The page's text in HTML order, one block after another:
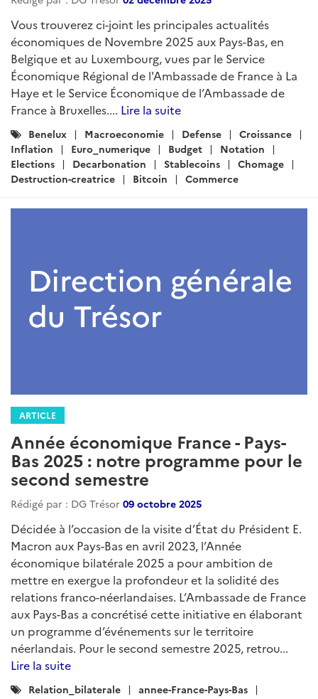
Vous trouverez ci-joint les principales actualités
économiques de Novembre 2025 aux Pays-Bas, en
Belgique et au Luxembourg, vues par le Service
Économique Régional de l'Ambassade de France à La
Haye et le Service Économique de l’Ambassade de
France à Bruxelles.... Lire la suite
Catégories
:
Benelux Macroeconomie Defense
Croissance
Inflation
Euro_numerique Budget
Notation
Elections
Decarbonation Stablecoins
Chomage
Destruction-creatrice
Bitcoin Commerce
ARTICLE
Année économique France - Pays-
Bas 2025 : notre programme pour le
second semestre
Rédigé par : DG Trésor 09 octobre 2025
Décidée à l’occasion de la visite d’État du Président E.
Macron aux Pays-Bas en avril 2023, l’Année
économique bilatérale 2025 a pour ambition de
mettre en exergue la profondeur et la solidité des
relations franco-néerlandaises. L’Ambassade de France
aux Pays-Bas a concrétisé cette initiative en élaborant
un programme d’événements sur le territoire
néerlandais. Pour le second semestre 2025, retrou...
Lire la suite
Catégories
Relation_bilaterale
annee-France-Pays-Bas